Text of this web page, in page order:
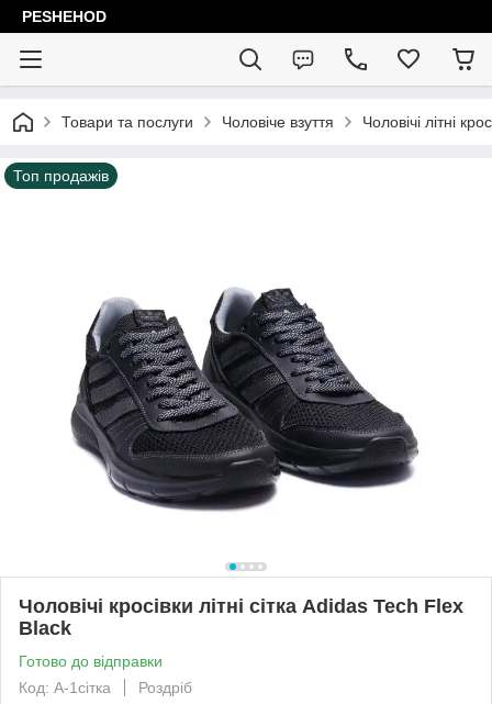
PESHEHOD
Товари та послуги Чоловіче взуття Чоловічі літні
Топ продажів
Чоловічі кросівки літні сітка Adidas Tech Flex
Black
Готово до відправки
Код: А-1сітка
Роздріб